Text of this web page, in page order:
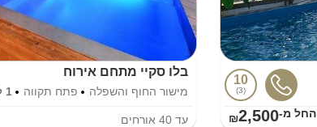
10
3
החל מ-₪2,500
בלו סקיי מתחם אירוח
מישור החוף והשפלה פתח תקווה 1 לופט
עד 40אורחים